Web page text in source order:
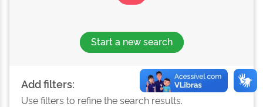
Start a new search
Add filters:
Use filters to refine the search results.